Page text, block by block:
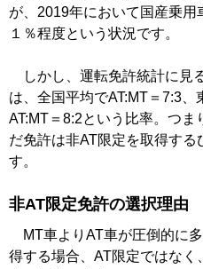
が、2019年において国産乗
１％程度という状況です。
しかし、運転免許統計に見
は、全国平均でAT:MT＝7:3
AT:MT＝8:2という比率。つま
だ免許は非AT限定を取得する
す。
非AT限定免許の選択理由
MT車よりAT車が圧倒的に
得する場合、AT限定ではな